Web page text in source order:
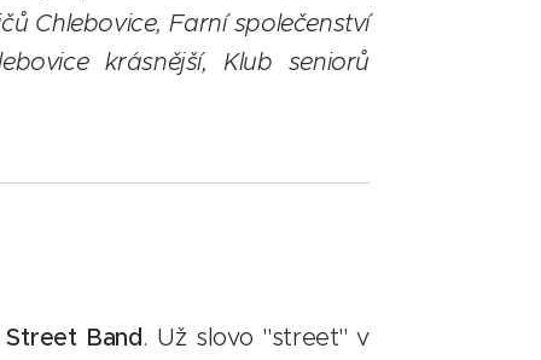
Chlebovice, Farní společenství
krásnější, Klub seniorů
Street Band. Už slovo "street" v